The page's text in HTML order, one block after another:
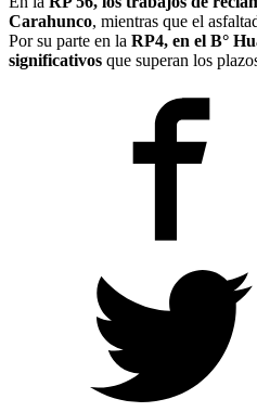
Carahunco, mientras que el
Por su parte en la RP4, en el B°
significativos que superan los